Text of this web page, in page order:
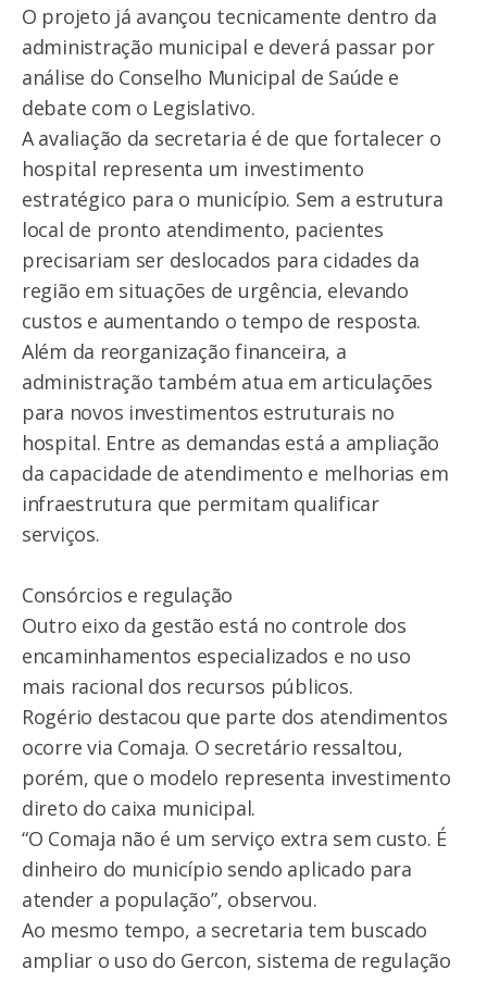
O projeto já avançou tecnicamente dentro da
administração municipal e deverá passar por
análise do Conselho Municipal de Saúde e
debate com o Legislativo.
A avaliação da secretaria é de que fortalecer o
hospital representa um investimento
estratégico para o município. Sem a estrutura
local de pronto atendimento, pacientes
precisariam ser deslocados para cidades da
região em situações de urgência, elevando
custos e aumentando o tempo de resposta.
Além da reorganização financeira, a
administração também atua em articulações
para novos investimentos estruturais no
hospital. Entre as demandas está a ampliação
da capacidade de atendimento e melhorias em
infraestrutura que permitam qualificar
serviços.
Consórcios e regulação
Outro eixo da gestão está no controle dos
encaminhamentos especializados e no uso
mais racional dos recursos públicos.
Rogério destacou que parte dos atendimentos
ocorre via Comaja. O secretário ressaltou,
porém, que o modelo representa investimento
direto do caixa municipal.
“O Comaja não é um serviço extra sem custo. É
dinheiro do município sendo aplicado para
atender a população”, observou.
Ao mesmo tempo, a secretaria tem buscado
ampliar o uso do Gercon, sistema de regulação